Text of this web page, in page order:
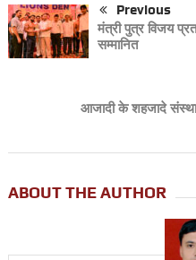
Previous
मंत्री पुत्र विजय
सम्मानित
आजादी के शहजादे
ABOUT THE AUTHOR